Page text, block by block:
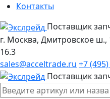
Контакты
Поставщик
г. Москва, Дмитровское ш.,
16.3
sales@acceltrade.ru +7
Поставщик